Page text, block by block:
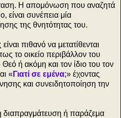
Η απομόνωση που αναζητά
είναι συνέπεια μία
της θνητότητας του.
πιθανό να μετατίθενται
το οικείο περιβάλλον του
ή ακόμη και τον ίδιο του τον
«Γιατί σε εμένα;» έχοντας
και συνειδητοποίηση την
διαπραγμάτευση ή παράζεμα